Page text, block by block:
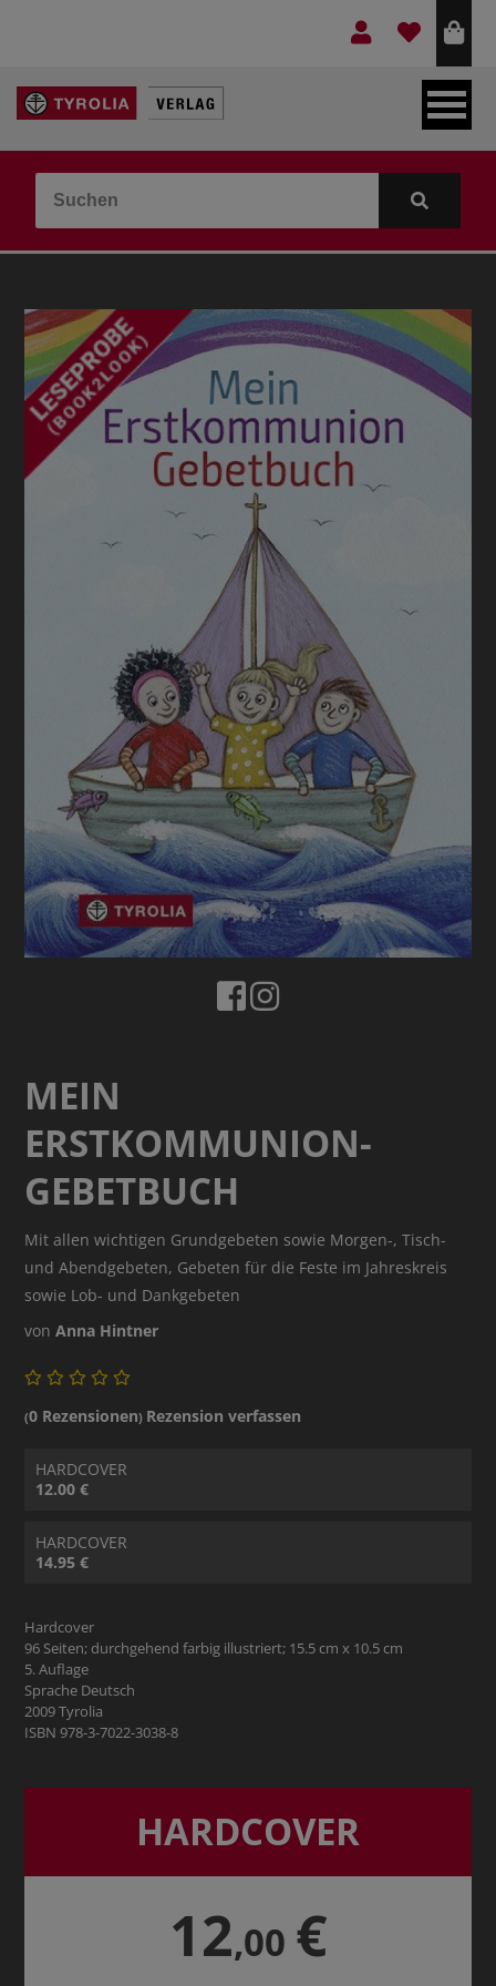
LEBEN & GLAUBE
KINDER- & JUGENDBUCH
VERLAG
IDEEN & BEGLEITMATERIAL
MEIN
ERSTKOMMUNION-
GEBETBUCH
Mit allen wichtigen Grundgebeten sowie Morgen-, Tisch-
und Abendgebeten, Gebeten für die Feste im Jahreskreis
sowie Lob- und Dankgebeten
vonAnna Hintner
(0 Rezensionen) Rezension verfassen
HARDCOVER
12.00 €
HARDCOVER
14.95 €
Hardcover
96 Seiten; durchgehend farbig illustriert; 15.5 cm x 10.5 cm
5. Auflage
Sprache Deutsch
2009 Tyrolia
ISBN 978-3-7022-3038-8
HARDCOVER
12,00 €